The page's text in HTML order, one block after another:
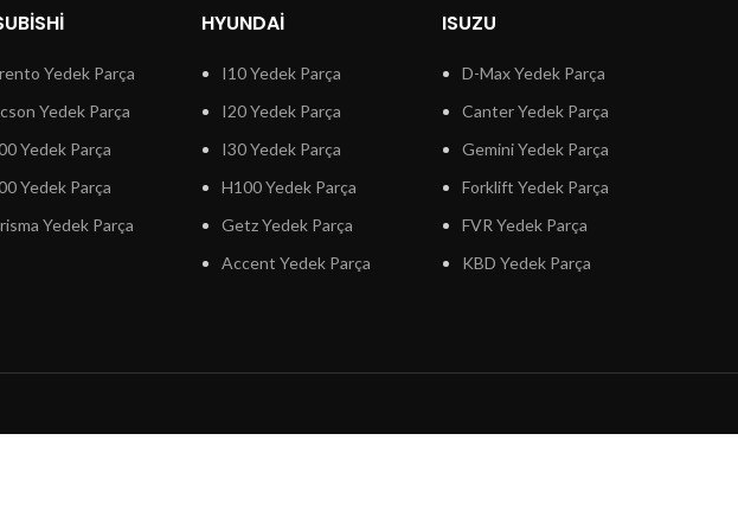
Yedek Parça
Yedek Parça
Yedek Parça
Yedek Parça
Yedek Parça
HYUNDAI
I10 Yedek Parça
I20 Yedek Parça
I30 Yedek Parça
H100 Yedek Parça
Getz Yedek Parça
Accent Yedek Parça
ISUZU
D-Max Yedek Parça
Canter Yedek Parça
Gemini Yedek Parça
Forklift Yedek Parça
FVR Yedek Parça
KBD Yedek Parça